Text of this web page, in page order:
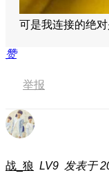
可是我连接的绝
赞
举报
战_狼 LV9 发表于